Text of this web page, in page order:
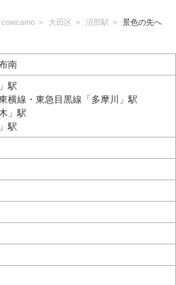
大田区 沼部駅 景色の先へ
南
駅
横線・東急目黒線「多摩川」駅
」駅
駅